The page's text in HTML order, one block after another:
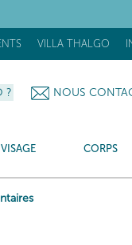
VILLA THALGO
? NOUS
VISAGE CORPS